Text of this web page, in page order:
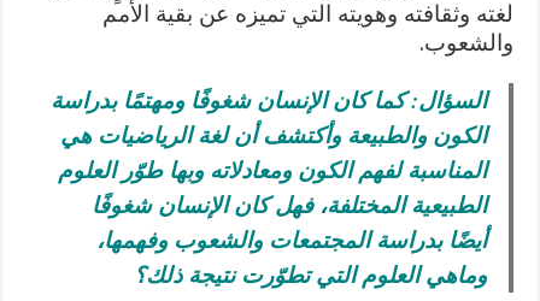
لغته وثقافته وهويته التي تميزه عن بقية الأمم
والشعوب.
السؤال: كما كان الإنسان شغوفًا ومهتمًا بدراسة
الكون والطبيعة وأكتشف أن لغة الرياضيات هي
المناسبة لفهم الكون ومعادلاته وبها طوّر العلوم
الطبيعية المختلفة، فهل كان الإنسان شغوفًا
أيضًا بدراسة المجتمعات والشعوب وفهمها،
وماهي العلوم التي تطوّرت نتيجة ذلك؟